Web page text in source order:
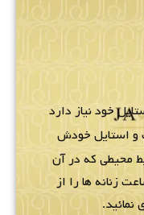
خود نیاز دارد
و استایل خودش
محیطی که در آن
زنانه ها را از
نمائید.